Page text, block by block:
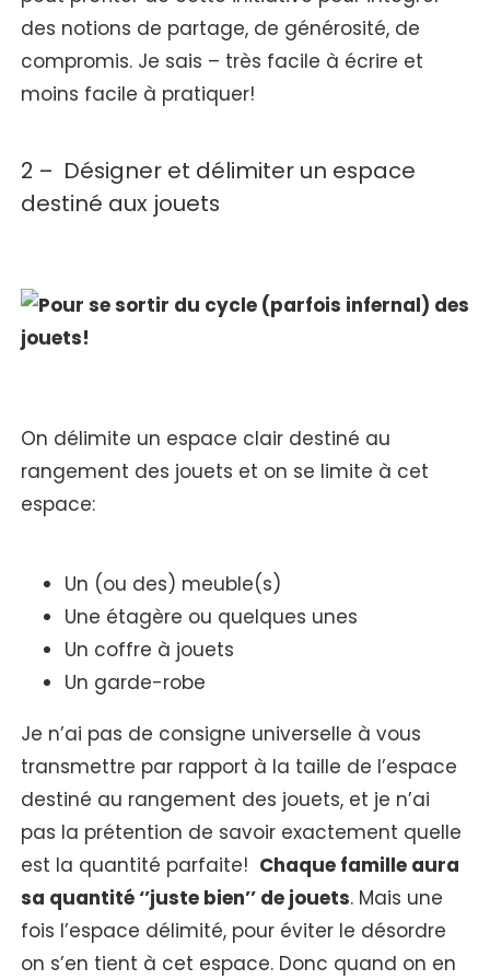
des notions de partage, de générosité, de
compromis. Je sais – très facile à écrire et
moins facile à pratiquer!
2 – Désigner et délimiter un espace
destiné aux jouets
On délimite un espace clair destiné au
rangement des jouets et on se limite à cet
espace:
Un (ou des) meuble(s)
Une étagère ou quelques unes
Un coffre à jouets
Un garde-robe
Je n’ai pas de consigne universelle à vous
transmettre par rapport à la taille de l’espace
destiné au rangement des jouets, et je n’ai
pas la prétention de savoir exactement quelle
est la quantité parfaite! Chaque famille aura
sa quantité ‘’juste bien’’ de jouets. Mais une
fois l’espace délimité, pour éviter le désordre
on s’en tient à cet espace. Donc quand on en